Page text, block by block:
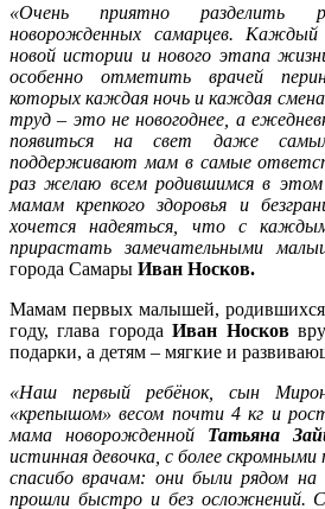
«Очень приятно разделить
новорожденных самарцев.
новой истории и нового этапа
особенно отметить врачей
которых каждая ночь и каждая
труд – это не новогоднее, а
появиться на свет даже
поддерживают мам в самые
раз желаю всем родившимся в
мамам крепкого здоровья и
хочется надеяться, что с
прирастать замечательными
города Самары Иван Носков.
Мамам первых малышей,
году, глава городаИван Носков
подарки, а детям – мягкие и
«Наш первый ребёнок, сын
«крепышом» весом почти 4 кг и
мама новорожденной Татьяна
истинная девочка, с более
спасибо врачам: они были рядом
прошли быстро и без осложнений.